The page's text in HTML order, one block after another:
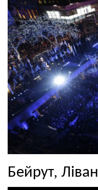
Бейрут, Ліван